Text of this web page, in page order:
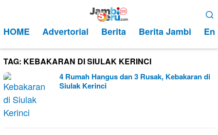
kontenMobile
HOME Advertorial Berita Berita Jambi
TAG: KEBAKARAN DI SIULAK KERINCI
4 Rumah Hangus dan 3 Rusak, Kebakaran di
Siulak Kerinci